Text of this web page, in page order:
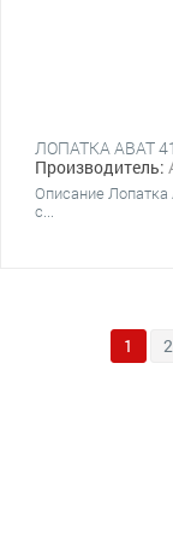
ЛОПАТКА ABAT
Производитель:
Описание
с...
1 2